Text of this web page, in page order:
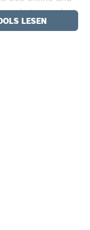
und ist
auf keinem
LESEN